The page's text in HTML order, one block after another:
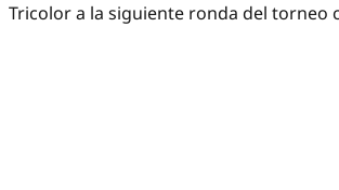
Tricolor a la siguiente ronda del torneo